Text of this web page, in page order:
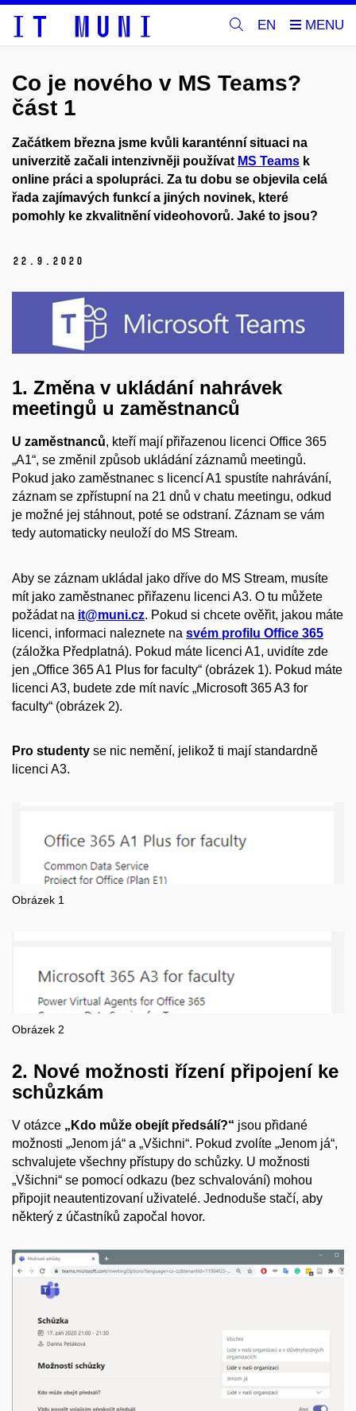
EN
Co je nového v MS Teams?
část 1
Začátkem března jsme kvůli karanténní situaci na
univerzitě začali intenzivněji používat MS Teams k
online práci a spolupráci. Za tu dobu se objevila celá
řada zajímavých funkcí a jiných novinek, které
pomohly ke zkvalitnění videohovorů. Jaké to jsou?
22. 9. 2020
1. Změna v ukládání nahrávek
meetingů u zaměstnanců
U zaměstnanců, kteří mají přiřazenou licenci Office 365
„A1“, se změnil způsob ukládání záznamů meetingů.
Pokud jako zaměstnanec s licencí A1 spustíte nahrávání,
záznam se zpřístupní na 21 dnů v chatu meetingu, odkud
je možné jej stáhnout, poté se odstraní. Záznam se vám
tedy automaticky neuloží do MS Stream.
Aby se záznam ukládal jako dříve do MS Stream, musíte
mít jako zaměstnanec přiřazenu licenci A3. O tu můžete
požádat na it@muni.cz. Pokud si chcete ověřit, jakou máte
licenci, informaci naleznete na svém profilu Office 365
(záložka Předplatná). Pokud máte licenci A1, uvidíte zde
jen „Office 365 A1 Plus for faculty“ (obrázek 1). Pokud máte
licenci A3, budete zde mít navíc „Microsoft 365 A3 for
faculty“ (obrázek 2).
Pro studenty se nic nemění, jelikož ti mají standardně
licenci A3.
Obrázek 1
Obrázek 2
2. Nové možnosti řízení připojení ke
schůzkám
V otázce „Kdo může obejít předsálí?“ jsou přidané
možnosti „Jenom já“ a „Všichni“. Pokud zvolíte „Jenom já“,
schvalujete všechny přístupy do schůzky. U možnosti
„Všichni“ se pomocí odkazu (bez schvalování) mohou
připojit neautentizovaní uživatelé. Jednoduše stačí, aby
některý z účastníků započal hovor.